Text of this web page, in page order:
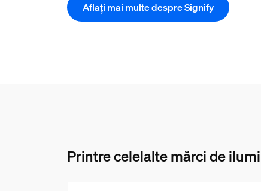
Aflați mai multe despre Signify
Printre celelalte mărci de